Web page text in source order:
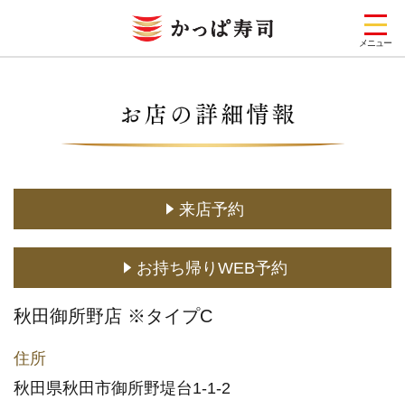
メニュー
定番メニュー (お持ち帰り含む)
どこでもかっぱ寿司
予約・注文
来店予約
お持ち帰りWEB予約
秋田御所野店 ※タイプC
住所
秋田県秋田市御所野堤台1-1-2